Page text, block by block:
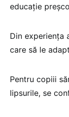
educație
Din experiența
care să le
Pentru copiii
lipsurile, se